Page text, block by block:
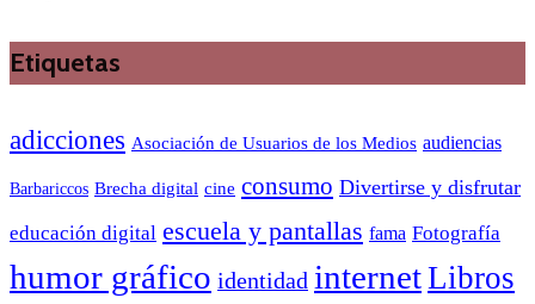
Etiquetas
adicciones Asociación de Usuarios de los Medios audiencias
Barbariccos Brecha digital cine consumo Divertirse y disfrutar
educación digital escuela y pantallas fama Fotografía
humor gráfico identidad internetLibros